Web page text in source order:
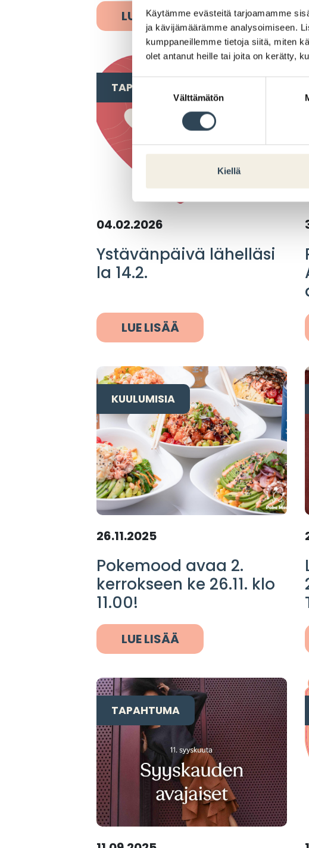
Käytämme evästeitä tarjoamamme
ja kävijämäärämme analysoimiseen.
kumppaneillemme tietoja siitä, miten
olet antanut heille tai joita on kerätty,
Suostumuksen
Välttämätön
Kiellä
LUE LISÄÄ
TAPAHTUMA
04.02.2026
Ystävänpäivä lähelläsi
la 14.2.
LUE LISÄÄ
KUULUMISIA
26.11.2025
Pokemood avaa 2.
kerrokseen ke 26.11. klo
11.00!
LUE LISÄÄ
TAPAHTUMA